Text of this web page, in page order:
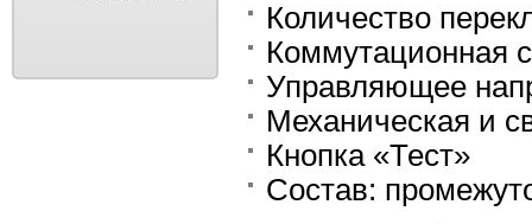
Количество
Коммутационная
Управляющее
Механическая и
Кнопка «Тест»
Состав: